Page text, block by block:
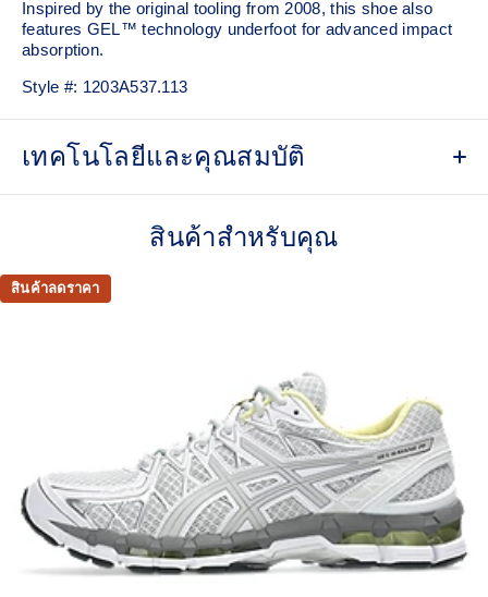
Inspired by the original tooling from 2008, this shoe also
features GEL™ technology underfoot for advanced impact
absorption.
Style #: 1203A537.113
เทคโนโลยีและคุณสมบัติ
2000s design language
GEL™ technology cushioning provides excellent shock
absorption
The sockliner is produced with the solution dyeing
process that reduces water usage by approximately
33% and carbon emissions by approximately 45%
compared to the conventional dyeing technology
สินค้าสำหรับคุณ
สินค้าลดราคา